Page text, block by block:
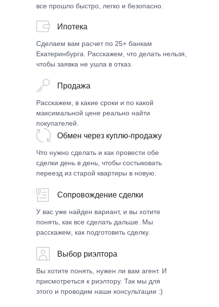
все прошло быстро, легко и безопасно.
Ипотека
Сделаем вам расчет по 25+ банкам
Екатеринбурга. Расскажем, что делать нельзя,
чтобы заявка не ушла в отказ.
Продажа
Расскажем, в какие сроки и по какой
максимальной цене реально найти
покупателей.
Обмен через куплю-продажу
Что нужно сделать и как провести обе
сделки день в день, чтобы состыковать
переезд из старой квартиры в новую.
Сопровождение сделки
У вас уже найден вариант, и вы хотите
понять, как все сделать дальше. Мы
расскажем, как подготовить сделку.
Выбор риэлтора
Вы хотите понять, нужен ли вам агент. И
присмотреться к риэлтору. Так мы для
этого и проводим наши консультации :)